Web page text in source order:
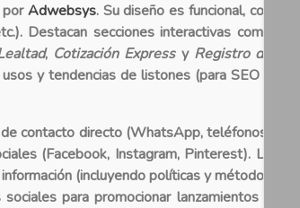
Adwebsys. Su diseño es funcional, con
Destacan secciones interactivas como
, Cotización Expressy Registro de
y tendencias de listones (para SEO y
contacto directo (WhatsApp, teléfonos)
(Facebook, Instagram, Pinterest). La
(incluyendo políticas y métodos
para promocionar lanzamientos y